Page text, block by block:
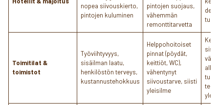
nopea siivouskierto,
pintojen kuluminen
pintojen suojaus,
vähemmän
remonttitarvetta
Toimitilat &
toimistot
Työviihtyvyys,
sisäilman laatu,
henkilöstön terveys,
kustannustehokkuus
Helppohoitoiset
pinnat (pöydät,
keittiöt, WC),
vähentynyt
siivoustarve, siisti
yleisilme